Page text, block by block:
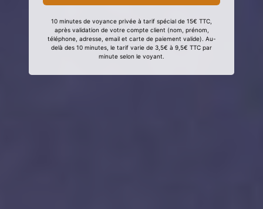
10 minutes de voyance privée à tarif spécial de 15€ TTC,
après validation de votre compte client (nom, prénom,
téléphone, adresse, email et carte de paiement valide). Au-
delà des 10 minutes, le tarif varie de 3,5€ à 9,5€ TTC par
minute selon le voyant.